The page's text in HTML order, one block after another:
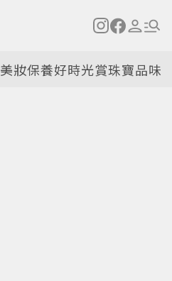
美妝保養好時光賞珠寶品味